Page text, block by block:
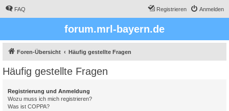
FAQ Anmelden
Registrieren
forum.mrl-bayern.de
Foren-Übersicht Häufig gestellte Fragen
Häufig gestellte Fragen
Registrierung und Anmeldung
Wozu muss ich mich registrieren?
Was ist COPPA?